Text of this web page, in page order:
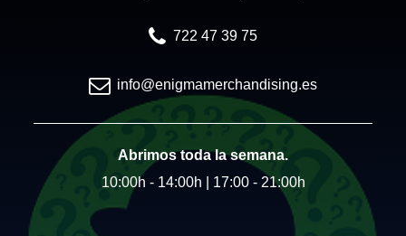
722 47 39 75
info@enigmamerchandising.es
Abrimos toda la semana.
10:00h - 14:00h | 17:00 - 21:00h